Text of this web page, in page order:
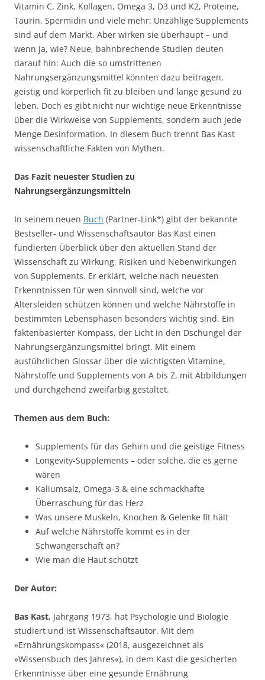
Vitamin C, Zink, Kollagen, Omega 3, D3 und K2, Proteine,
Taurin, Spermidin und viele mehr: Unzählige Supplements
sind auf dem Markt. Aber wirken sie überhaupt – und
wenn ja, wie? Neue, bahnbrechende Studien deuten
darauf hin: Auch die so umstrittenen
Nahrungsergänzungsmittel könnten dazu beitragen,
geistig und körperlich fit zu bleiben und lange gesund zu
leben. Doch es gibt nicht nur wichtige neue Erkenntnisse
über die Wirkweise von Supplements, sondern auch jede
Menge Desinformation. In diesem Buch trennt Bas Kast
wissenschaftliche Fakten von Mythen.
Das Fazit neuester Studien zu
Nahrungsergänzungsmitteln
In seinem neuen Buch (Partner-Link*) gibt der bekannte
Bestseller- und Wissenschaftsautor Bas Kast einen
fundierten Überblick über den aktuellen Stand der
Wissenschaft zu Wirkung, Risiken und Nebenwirkungen
von Supplements. Er erklärt, welche nach neuesten
Erkenntnissen für wen sinnvoll sind, welche vor
Altersleiden schützen können und welche Nährstoffe in
bestimmten Lebensphasen besonders wichtig sind. Ein
faktenbasierter Kompass, der Licht in den Dschungel der
Nahrungsergänzungsmittel bringt. Mit einem
ausführlichen Glossar über die wichtigsten Vitamine,
Nährstoffe und Supplements von A bis Z, mit Abbildungen
und durchgehend zweifarbig gestaltet.
Themen aus dem Buch:
Supplements für das Gehirn und die geistige Fitness
Longevity-Supplements – oder solche, die es gerne
wären
Kaliumsalz, Omega-3 & eine schmackhafte
Überraschung für das Herz
Was unsere Muskeln, Knochen & Gelenke fit hält
Auf welche Nährstoffe kommt es in der
Schwangerschaft an?
Wie man die Haut schützt
Der Autor:
Bas Kast, Jahrgang 1973, hat Psychologie und Biologie
studiert und ist Wissenschaftsautor. Mit dem
»Ernährungskompass« (2018, ausgezeichnet als
»Wissensbuch des Jahres«), in dem Kast die gesicherten
Erkenntnisse über eine gesunde Ernährung